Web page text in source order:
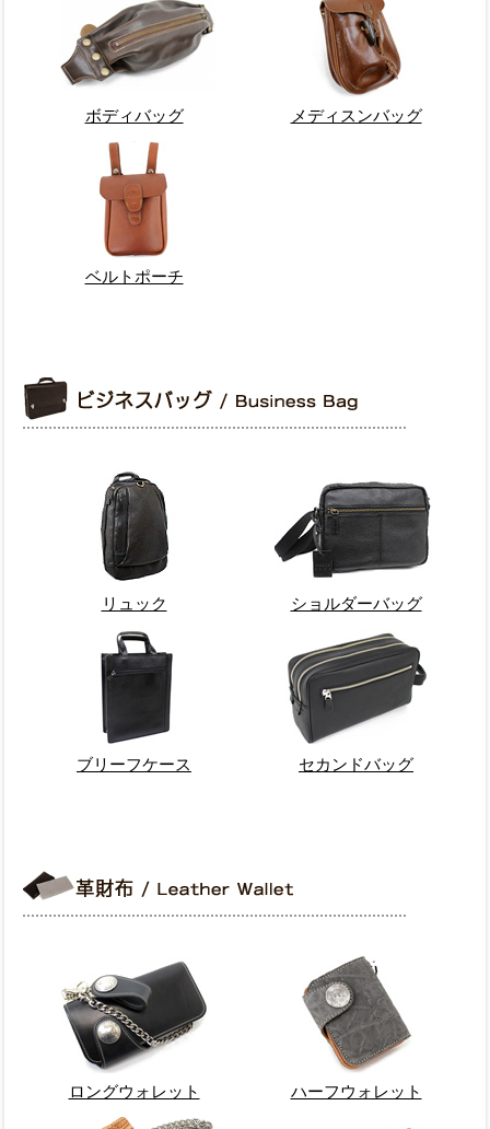
ボディバッグ メディスンバッグ
ベルトポーチ
リュック ショルダーバッグ
ブリーフケース セカンドバッグ
ロングウォレット ハーフウォレット